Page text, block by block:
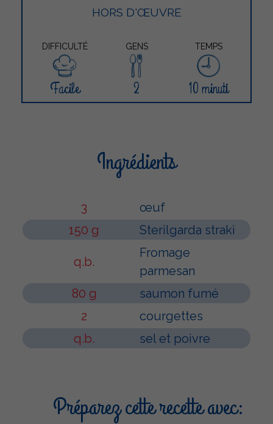
HORS D'ŒUVRE
DIFFICULTÉ GENS TEMPS
Facile 2 10 minuti
Ingrédients
3
œuf
150 g
Sterilgarda strakì
q.b.
Fromage
parmesan
80 g
saumon fumé
2
courgettes
q.b.
sel et poivre
Préparez cette recette avec: